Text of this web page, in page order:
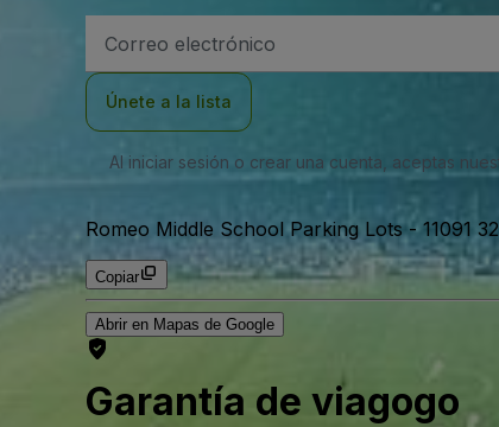
de
Únete a la lista
Al iniciar sesión o crear una cuenta, aceptas
Romeo Middle School Parking Lots- 11091
Copiar
Abrir en Mapas de Google
Garantía de viagogo